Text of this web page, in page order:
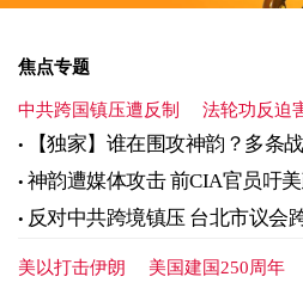
焦点专题
中共跨国镇压遭反制 法轮功反迫
【独家】谁在围攻神韵？多条
神韵遭媒体攻击 前CIA官员吁
反对中共跨境镇压 台北市议会
美以打击伊朗 美国建国250周年